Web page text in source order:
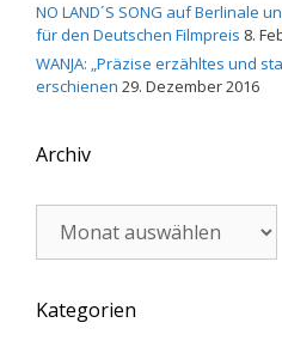
NO LAND´S SONG auf Berlinale
für den Deutschen Filmpreis 8.
WANJA: „Präzise erzähltes und
erschienen 29. Dezember 2016
Archiv
Kategorien